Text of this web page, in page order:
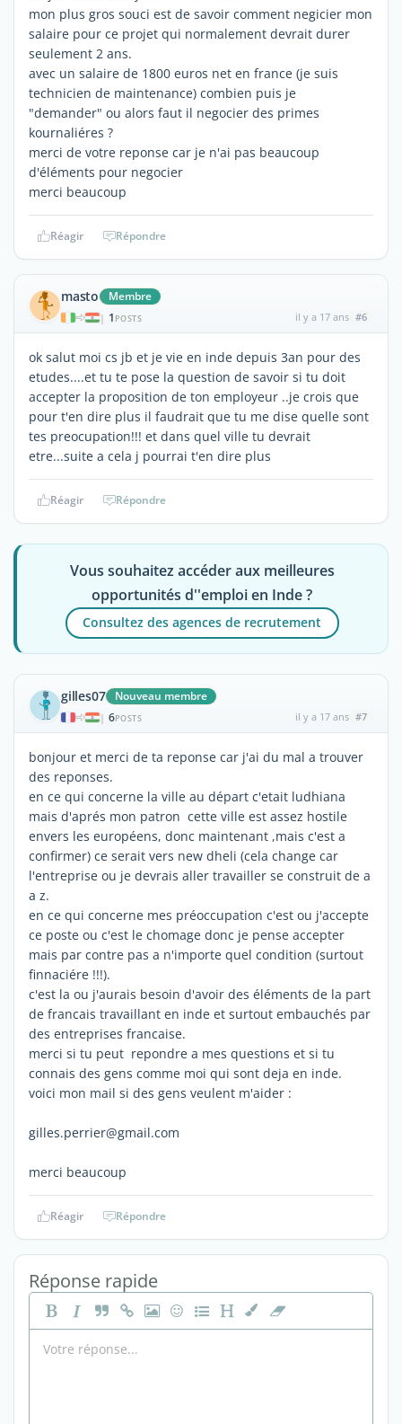
mon plus gros souci est de savoir comment negicier mon
salaire pour ce projet qui normalement devrait durer
seulement 2 ans.
avec un salaire de 1800 euros net en france (je suis
technicien de maintenance) combien puis je
"demander" ou alors faut il negocier des primes
kournaliéres ?
merci de votre reponse car je n'ai pas beaucoup
d'éléments pour negocier
merci beaucoup
Réagir Répondre
masto Membre
| 1 POSTS il y a 17 ans #6
ok salut moi cs jb et je vie en inde depuis 3an pour des
etudes....et tu te pose la question de savoir si tu doit
accepter la proposition de ton employeur ..je crois que
pour t'en dire plus il faudrait que tu me dise quelle sont
tes preocupation!!! et dans quel ville tu devrait
etre...suite a cela j pourrai t'en dire plus
Réagir Répondre
Vous souhaitez accéder aux meilleures
opportunités d''emploi en Inde ?
Consultez des agences de recrutement
gilles07 Nouveau membre
| 6POSTS il y a 17 ans #7
bonjour et merci de ta reponse car j'ai du mal a trouver
des reponses.
en ce qui concerne la ville au départ c'etait ludhiana
mais d'aprés mon patron cette ville est assez hostile
envers les européens, donc maintenant ,mais c'est a
confirmer) ce serait vers new dheli (cela change car
l'entreprise ou je devrais aller travailler se construit de a
a z.
en ce qui concerne mes préoccupation c'est ou j'accepte
ce poste ou c'est le chomage donc je pense accepter
mais par contre pas a n'importe quel condition (surtout
finnaciére !!!).
c'est la ou j'aurais besoin d'avoir des éléments de la part
de francais travaillant en inde et surtout embauchés par
des entreprises francaise.
merci si tu peut repondre a mes questions et si tu
connais des gens comme moi qui sont deja en inde.
voici mon mail si des gens veulent m'aider :
gilles.perrier@gmail.com
merci beaucoup
Réagir Répondre
Réponse rapide